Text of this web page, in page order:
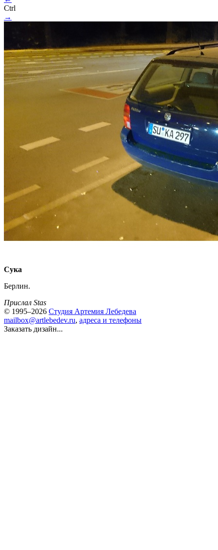
Ctrl
→
Сука
Берлин.
Прислал Stas
© 1995–2026 Студия Артемия Лебедева
mailbox@artlebedev.ru, адреса и телефоны
Заказать дизайн...